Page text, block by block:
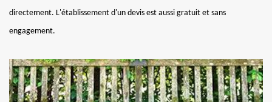
directement. L'établissement d'un devis est aussi gratuit et sans
engagement.